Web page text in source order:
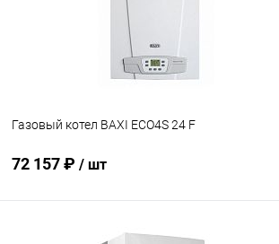
Газовый котел BAXI ECO4S 24 F
72 157 ₽ / шт
В корзину